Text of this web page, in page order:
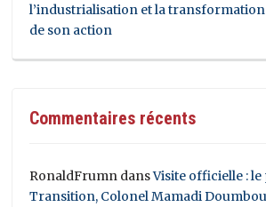
l’industrialisation et la
de son action
Commentaires récents
RonaldFrumn dansVisite officielle :
Transition, Colonel Mamadi